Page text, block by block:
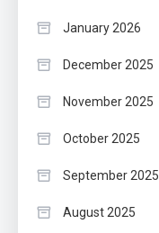
January 2026
December 2025
November 2025
October 2025
September 2025
August 2025